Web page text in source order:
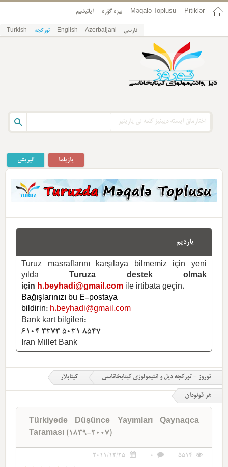
Pitiklər
Məqalə Toplusu بیزه گؤره ایلتیشیم
فارسی Azerbaijani
English تورکجه Turkish
گیریش یازیلما
یاردیم
Turuz masraflarını karşılaya bilmemiz için yeni
yılda
Turuza destek olmak
için h.beyhadi@gmail.com ile irtibata geçin.
Bağışlarınızı bu E-postaya
bildirin: h.beyhadi@gmail.com
Bank kart bilgileri:
6104 3373 5031 8547
Iran Millet Bank
توروز - تورکجه دیل و ائتیمولوژی کیتابخاناسی کیتابلار
هر قونودان
Türkiyede Düşünce Yayımları Qaynaqca
Taraması (1839-2007)
5514
0
2011/12/25